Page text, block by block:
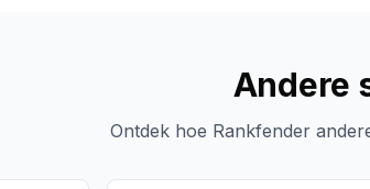
Andere
Ontdek hoe Rankfender